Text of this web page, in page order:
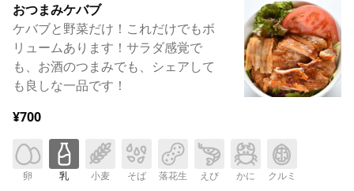
おつまみケバブ
ケバブと野菜だけ！これだけでもボ
リュームあります！サラダ感覚で
も、お酒のつまみでも、シェアして
も良しな一品です！
¥700
卵 乳 小麦 そば 落花生 えび かに クルミ